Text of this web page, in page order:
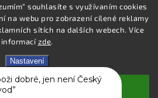
souhlasíte s využívaním cookies
na webu pro zobrazení cílené reklamy
sítích na dalších webech. Více
informacízde.
Nastavení
Souhlasím
Přihlásit se
dobré, jen není Český
%